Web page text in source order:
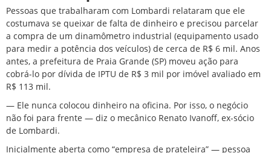
Pessoas que trabalharam com Lombardi relataram que ele
costumava se queixar de falta de dinheiro e precisou parcelar
a compra de um dinamômetro industrial (equipamento usado
para medir a potência dos veículos) de cerca de R$ 6 mil. Anos
antes, a prefeitura de Praia Grande (SP) moveu ação para
cobrá-lo por dívida de IPTU de R$ 3 mil por imóvel avaliado em
R$ 113 mil.
— Ele nunca colocou dinheiro na oficina. Por isso, o negócio
não foi para frente — diz o mecânico Renato Ivanoff, ex-sócio
de Lombardi.
Inicialmente aberta como “empresa de prateleira” — pessoa